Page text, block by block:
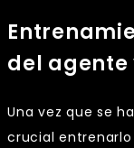
del
Una vez que se
crucial